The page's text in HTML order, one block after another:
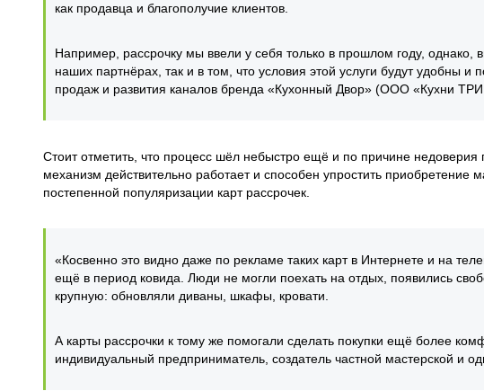
как продавца и благополучие клиентов.
Например, рассрочку мы ввели у себя только в прошлом году, однако,
наших партнёрах, так и в том, что условия этой услуги будут удобны
продаж и развития каналов бренда «Кухонный Двор» (ООО «Кухни
Стоит отметить, что процесс шёл небыстро ещё и по причине
механизм действительно работает и способен упростить приобретение
постепенной популяризации карт рассрочек.
«Косвенно это видно даже по рекламе таких карт в Интернете и на
ещё в период ковида. Люди не могли поехать на отдых, появились
крупную: обновляли диваны, шкафы, кровати.
А карты рассрочки к тому же помогали сделать покупки ещё более
индивидуальный предприниматель, создатель частной мастерской и